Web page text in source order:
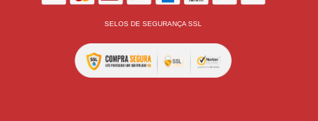
SELOS DE SEGURANÇA SSL